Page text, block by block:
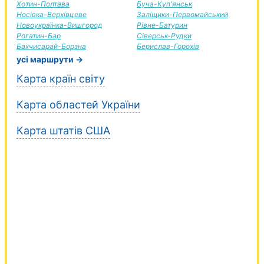
Хотин-Полтава
Носівка-Верхівцеве
Новоукраїнка-Вишгород
Рогатин-Бар
Бахчисарай-Борзна
Буча-Куп'янськ
Заліщики-Первомайський
Рівне-Батурин
Сіверськ-Рудки
Берислав-Горохів
усі маршрути →
Карта країн світу
Карта областей України
Карта штатів США